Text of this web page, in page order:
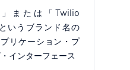
」または「Twilio
いうブランド名の
リケーション・プ
インターフェース